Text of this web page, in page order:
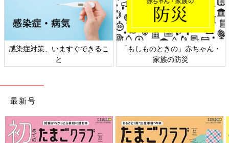
感染症対策、いますぐできるこ
と
「もしものときの」赤ちゃん・
家族の防災
最新号